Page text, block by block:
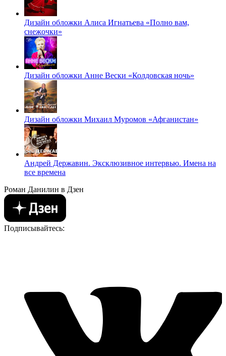
Дизайн обложки Алиса Игнатьева «Полно вам,
снежочки»
Дизайн обложки Анне Вески «Колдовская ночь»
Дизайн обложки Михаил Муромов «Афганистан»
Андрей Державин. Эксклюзивное интервью. Имена на
все времена
Роман Данилин в Дзен
Подписывайтесь: